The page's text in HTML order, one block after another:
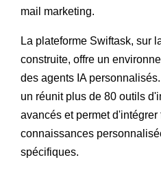
mail marketing.
La plateforme Swiftask, sur
construite, offre un
des agents IA
un réunit plus de 80 outils
avancés et permet
connaissances
spécifiques.